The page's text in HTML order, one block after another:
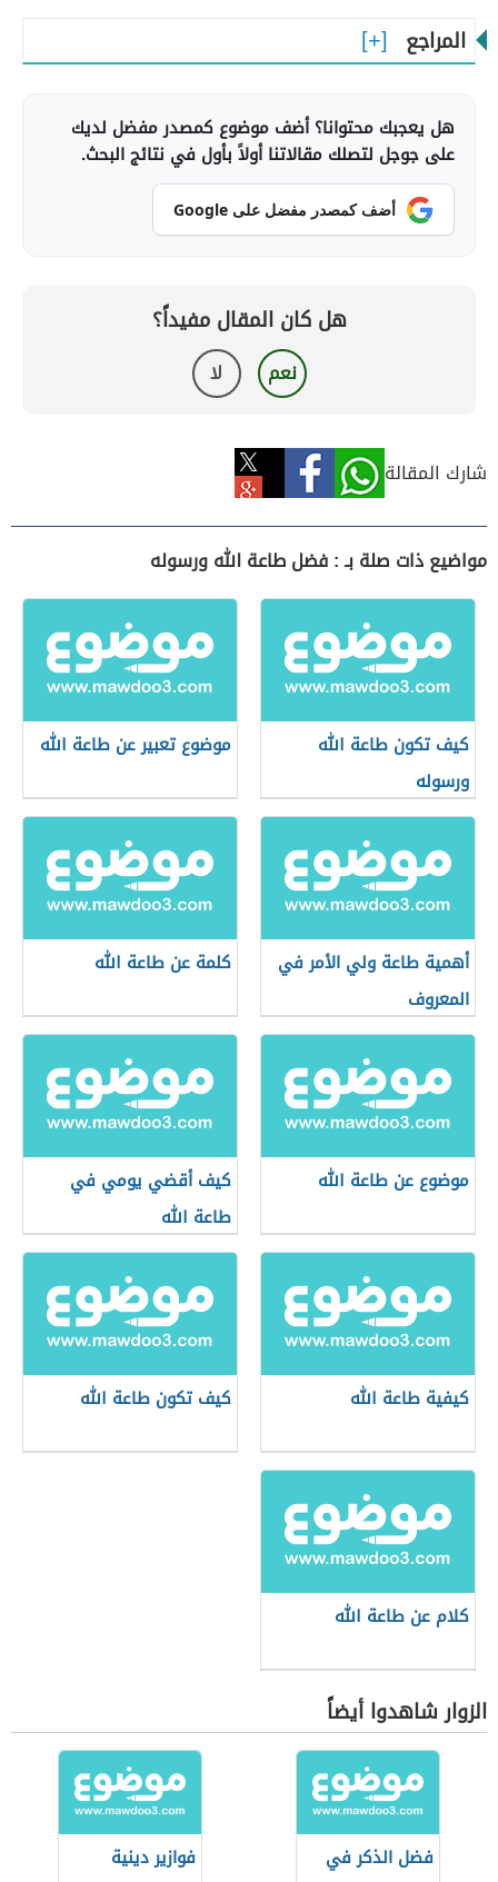
المراجع
هل يعجبك محتوانا؟ أضف موضوع كمصدر مفضل لديك
على جوجل لتصلك مقالاتنا أولاً بأول في نتائج البحث.
أضف كمصدر مفضل على Google
هل كان المقال مفيداً؟
نعم لا
شارك المقالة
مواضيع ذات صلة بـ : فضل طاعة الله ورسوله
كيف تكون طاعة الله
ورسوله
موضوع تعبير عن طاعة الله
أهمية طاعة ولي الأمر في
المعروف
كلمة عن طاعة الله
موضوع عن طاعة الله
كيف أقضي يومي في
طاعة الله
كيفية طاعة الله كيف تكون طاعة الله
كلام عن طاعة الله
الزوار شاهدوا أيضاً
فضل الذكر في
فوازير دينية